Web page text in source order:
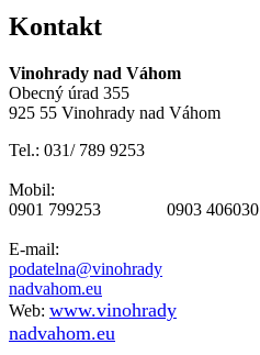
Kontakt
Vinohrady nad Váhom
Obecný úrad 355
925 55 Vinohrady nad Váhom
Tel.: 031/ 789 9253
Mobil:
0901 799253 0903 406030
E-mail:
podatelna@vinohrady
nadvahom.eu
Web: www.vinohrady
nadvahom.eu